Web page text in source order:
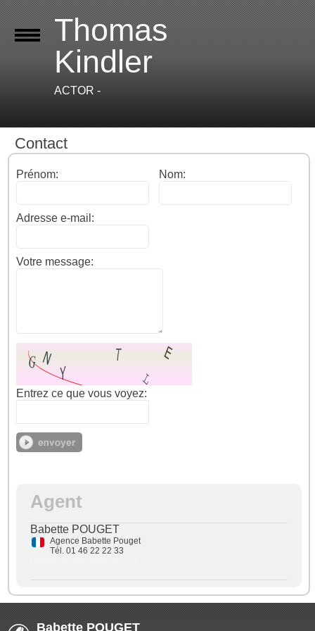
Thomas
Kindler
ACTOR -
Contact
Prénom: Nom:
Adresse e-mail:
Votre message:
Entrez ce que vous voyez:
Agent
Babette POUGET
Agence Babette Pouget
Tél. 01 46 22 22 33
Babette POUGET